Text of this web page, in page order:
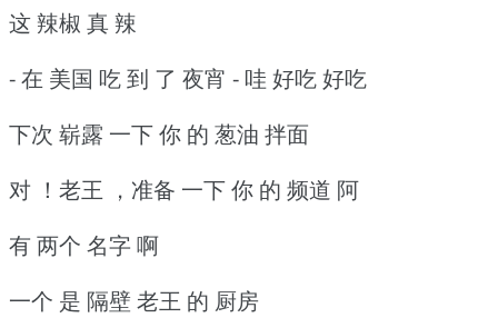
这 辣椒 真 辣
- 在 美国 吃 到 了 夜宵 - 哇 好吃 好吃
下次 崭露 一下 你 的 葱油 拌面
对 ！老王 ，准备 一下 你 的 频道 阿
有 两个 名字 啊
一个 是 隔壁 老王 的 厨房